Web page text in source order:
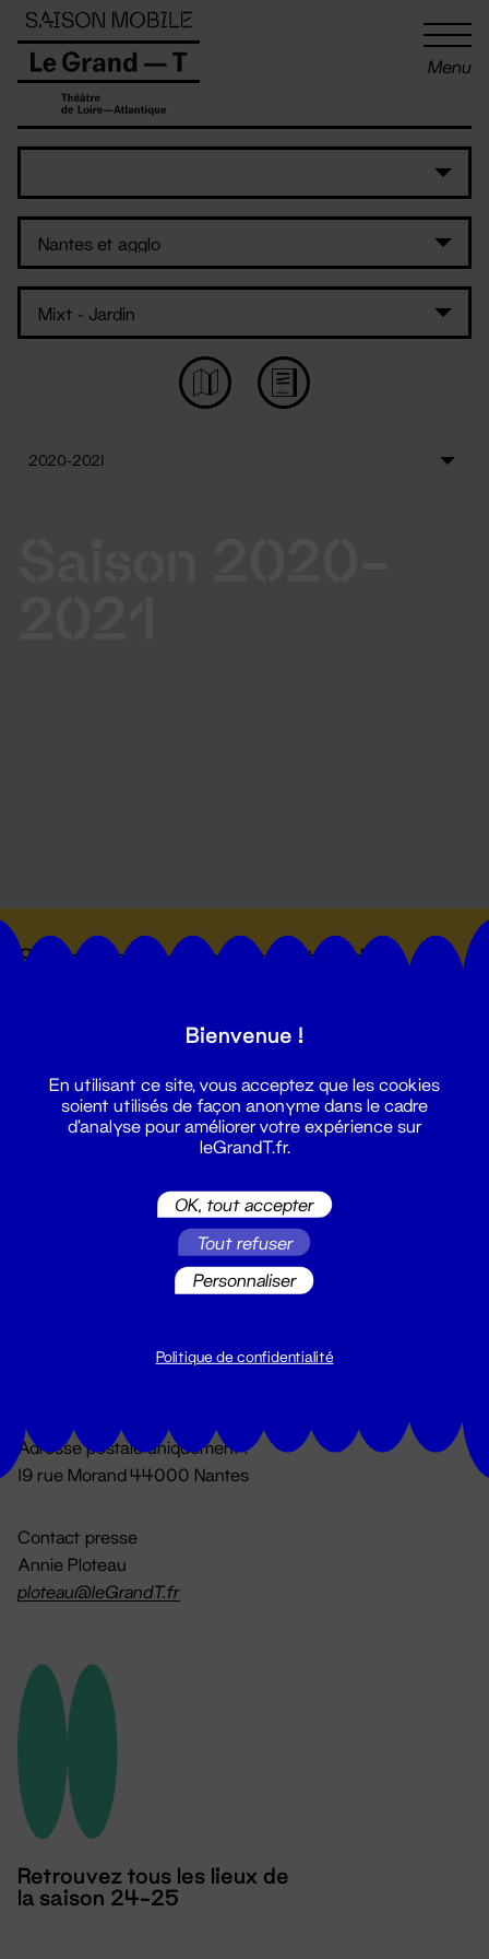
Menu
Suivez toutes les actualités du
Du lundi au vendredi 14h → 18h
Adresse postale uniquement :
19 rue Morand 44000 Nantes
Contact presse
Annie Ploteau
ploteau@leGrandT.fr
Retrouvez tous les lieux de
la saison 24-25
Panneau de gestion des cookies
Bienvenue !
En utilisant ce site, vous acceptez que les cookies
soient utilisés de façon anonyme dans le cadre
d'analyse pour améliorer votre expérience sur
leGrandT.fr.
OK, tout accepter
Tout refuser
Personnaliser
Politique de confidentialité